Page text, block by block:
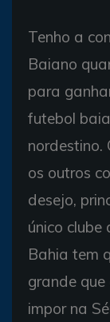
Tenho a
Baiano
para
futebol
nordestino.
os outros
desejo,
único clube
Bahia tem
grande que
impor na